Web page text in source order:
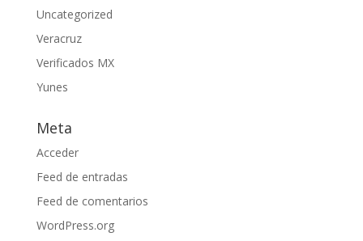
Uncategorized
Veracruz
Verificados MX
Yunes
Meta
Acceder
Feed de entradas
Feed de comentarios
WordPress.org